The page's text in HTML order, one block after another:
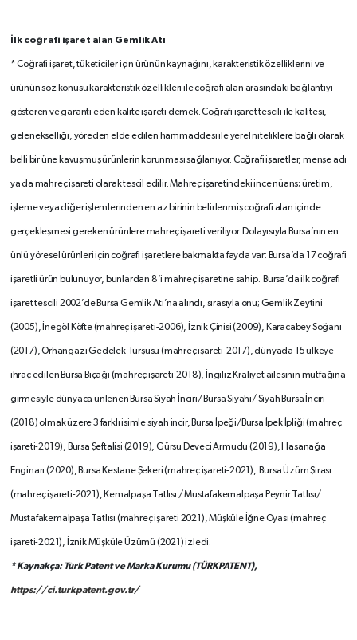
İlk coğrafi işaret alan Gemlik Atı
* Coğrafi işaret, tüketiciler için ürünün kaynağını, karakteristik özelliklerini ve
ürünün söz konusu karakteristik özellikleri ile coğrafi alan arasındaki bağlantıyı
gösteren ve garanti eden kalite işareti demek. Coğrafi işaret tescili ile kalitesi,
gelenekselliği, yöreden elde edilen hammaddesi ile yerel niteliklere bağlı olarak
belli bir üne kavuşmuş ürünlerin korunması sağlanıyor. Coğrafi işaretler, menşe adı
ya da mahreç işareti olarak tescil edilir. Mahreç işaretindeki ince nüans; üretim,
işleme veya diğer işlemlerinden en az birinin belirlenmiş coğrafi alan içinde
gerçekleşmesi gereken ürünlere mahreç işareti veriliyor. Dolayısıyla Bursa’nın en
ünlü yöresel ürünleri için coğrafi işaretlere bakmakta fayda var: Bursa’da 17 coğrafi
işaretli ürün bulunuyor, bunlardan 8’i mahreç işaretine sahip. Bursa’da ilk coğrafi
işaret tescili 2002’de Bursa Gemlik Atı’na alındı, sırasıyla onu; Gemlik Zeytini
(2005), İnegöl Köfte (mahreç işareti-2006), İznik Çinisi (2009), Karacabey Soğanı
(2017), Orhangazi Gedelek Turşusu (mahreç işareti-2017), dünyada 15 ülkeye
ihraç edilen Bursa Bıçağı (mahreç işareti-2018), İngiliz Kraliyet ailesinin mutfağına
girmesiyle dünyaca ünlenen Bursa Siyah İnciri/ Bursa Siyahı/ Siyah Bursa İnciri
(2018) olmak üzere 3 farklı isimle siyah incir, Bursa İpeği/Bursa İpek İpliği (mahreç
işareti-2019), Bursa Şeftalisi (2019), Gürsu Deveci Armudu (2019), Hasanağa
Enginarı (2020), Bursa Kestane Şekeri (mahreç işareti-2021), Bursa Üzüm Şırası
(mahreç işareti-2021), Kemalpaşa Tatlısı / Mustafakemalpaşa Peynir Tatlısı/
Mustafakemalpaşa Tatlısı (mahreç işareti 2021), Müşküle İğne Oyası (mahreç
işareti-2021), İznik Müşküle Üzümü (2021) izledi.
* Kaynakça: Türk Patent ve Marka Kurumu (TÜRKPATENT),
https://ci.turkpatent.gov.tr/